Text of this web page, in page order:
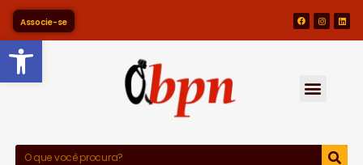
Barra de Ferramentas
Associe-se